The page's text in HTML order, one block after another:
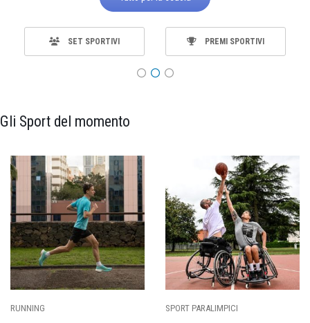
SET SPORTIVI PREMI SPORTIVI
Gli Sport del momento
SPORT PARALIMPICI CALCIO